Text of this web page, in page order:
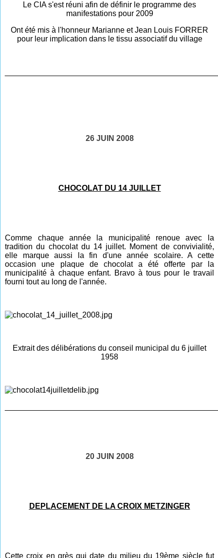
Le CIA s'est réuni afin de définir le programme des
manifestations pour 2009
Ont été mis à l'honneur Marianne et Jean Louis FORRER
pour leur implication dans le tissu associatif du village
26 JUIN 2008
CHOCOLAT DU 14 JUILLET
Comme chaque année la municipalité renoue avec la
tradition du chocolat du 14 juillet. Moment de convivialité,
elle marque aussi la fin d'une année scolaire. A cette
occasion une plaque de chocolat a été offerte par la
municipalité à chaque enfant. Bravo à tous pour le travail
fourni tout au long de l'année.
Extrait des délibérations du conseil municipal du 6 juillet
1958
20 JUIN 2008
DEPLACEMENT DE LA CROIX METZINGER
Cette croix en grès qui date du milieu du 19ème siècle fut